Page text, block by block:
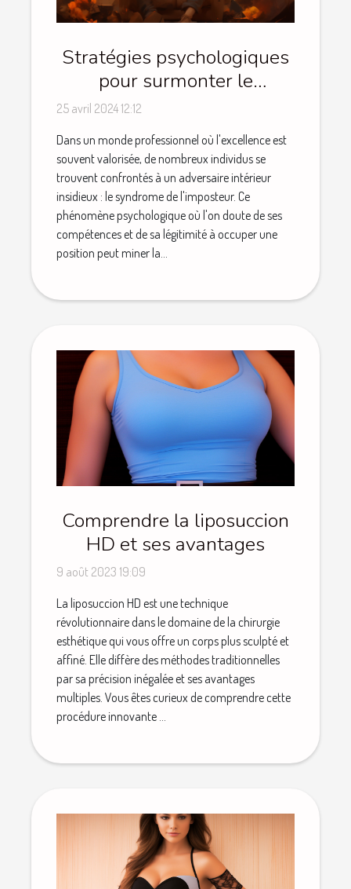
Stratégies psychologiques
pour surmonter le
syndrome de l'imposteur
au travail
25 avril 2024 12:12
Dans un monde professionnel où l'excellence est
souvent valorisée, de nombreux individus se
trouvent confrontés à un adversaire intérieur
insidieux : le syndrome de l'imposteur. Ce
phénomène psychologique où l'on doute de ses
compétences et de sa légitimité à occuper une
position peut miner la...
Comprendre la liposuccion
HD et ses avantages
9 août 2023 19:09
La liposuccion HD est une technique
révolutionnaire dans le domaine de la chirurgie
esthétique qui vous offre un corps plus sculpté et
affiné. Elle diffère des méthodes traditionnelles
par sa précision inégalée et ses avantages
multiples. Vous êtes curieux de comprendre cette
procédure innovante ...